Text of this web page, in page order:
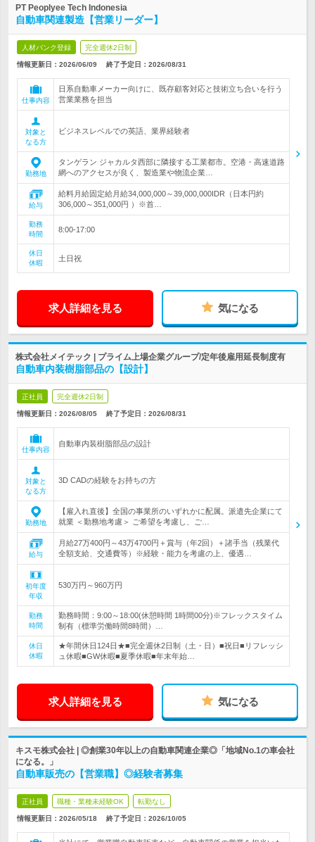
PT Peoplyee Tech Indonesia
自動車関連製造【営業リーダー】
人材バンク登録 完全週休2日制
情報更新日：2026/06/09 終了予定日： 2026/08/31
仕事内容
日系自動車メーカー向けに、既存顧客対応と技術立ち合いを行う
営業業務を担当
対象と
なる方
ビジネスレベルでの英語、業界経験者
勤務地
タンゲラン ジャカルタ西部に隣接する工業都市。空港・高速道路
網へのアクセスが良く、製造業や物流企業…
給与
給料月給固定給月給34,000,000～39,000,000IDR（日本円約
306,000～351,000円 ）※首…
勤務
時間
8:00-17:00
休日
休暇
土日祝
求人詳細を見る 気になる
株式会社メイテック | プライム上場企業グループ/定年後雇用延長制度有
自動車内装樹脂部品の【設計】
正社員 完全週休2日制
情報更新日：2026/08/05 終了予定日： 2026/08/31
仕事内容
自動車内装樹脂部品の設計
対象と
なる方
3D CADの経験をお持ちの方
勤務地
【雇入れ直後】全国の事業所のいずれかに配属。派遣先企業にて
就業 ＜勤務地考慮＞ ご希望を考慮し、ご…
給与
月給27万400円～43万4700円＋賞与（年2回）＋諸手当（残業代
全額支給、交通費等）※経験・能力を考慮の上、優遇…
初年度
年収
530万円～960万円
勤務
時間
勤務時間：9:00～18:00(休憩時間 1時間00分)※フレックスタイム
制有（標準労働時間8時間）…
休日
休暇
★年間休日124日★■完全週休2日制（土・日）■祝日■リフレッシ
ュ休暇■GW休暇■夏季休暇■年末年始…
求人詳細を見る 気になる
キスモ株式会社 | ◎創業30年以上の自動車関連企業◎「地域No.1の車会社
になる。」
自動車販売の【営業職】◎経験者募集
正社員 職種・業種未経験OK 転勤なし
情報更新日：2026/05/18 終了予定日： 2026/10/05